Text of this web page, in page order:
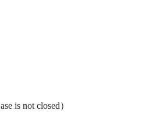
is not closed）